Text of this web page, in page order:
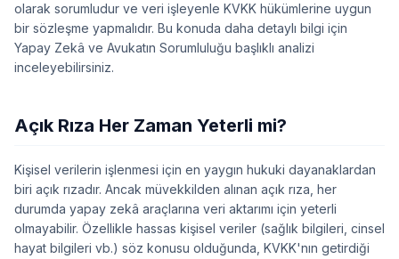
olarak sorumludur ve veri işleyenle KVKK hükümlerine uygun
bir sözleşme yapmalıdır. Bu konuda daha detaylı bilgi için
Yapay Zekâ ve Avukatın Sorumluluğu başlıklı analizi
inceleyebilirsiniz.
Açık Rıza Her Zaman Yeterli mi?
Kişisel verilerin işlenmesi için en yaygın hukuki dayanaklardan
biri açık rızadır. Ancak müvekkilden alınan açık rıza, her
durumda yapay zekâ araçlarına veri aktarımı için yeterli
olmayabilir. Özellikle hassas kişisel veriler (sağlık bilgileri, cinsel
hayat bilgileri vb.) söz konusu olduğunda, KVKK'nın getirdiği